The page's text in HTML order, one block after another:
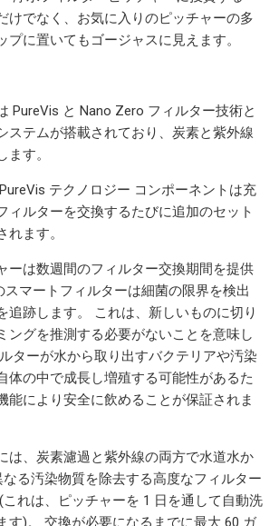
けでなく、お気に入りのピッチャーの多
プに置いてもゴージャスに見えます。
PureVis と Nano Zero フィルター技術と
ステムが搭載されており、炭素と紫外線
す。
テクノロジー コンポーネントは充
ィルターを交換するたびに追加のセット
れます。
ーは数週間のフィルター交換期間を提供
スマートフィルターは細菌の限界を検出
追跡します。 これは、新しいものに切り
ングを推測する必要がないことを意味し
ターが水から取り出すバクテリアや汚染
体の中で成長し増殖する可能性があるた
能により安全に飲めることが保証されま
は、炭素濾過と紫外線の両方で水道水か
る汚染物質を除去する高度なフィルター
れは、ピッチャーを 1 日を通して自動洗
す)。 交換が必要になるまでに最大 60 ガ